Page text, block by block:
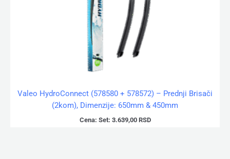
Valeo HydroConnect (578580 + 578572) – Prednji Brisači
(2kom), Dimenzije: 650mm & 450mm
Cena: Set: 3.639,00 RSD